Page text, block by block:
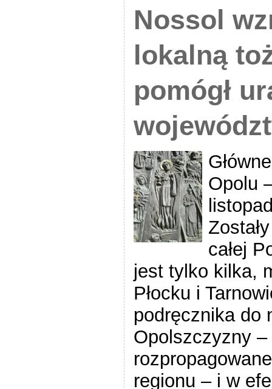
Nossol
lokalną
pomógł
Opolu
całej
jest tylko kilka,
Płocku i
podręcznika do
Opolszczyzny –
regionu – i w